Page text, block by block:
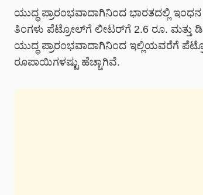
ಯುದ್ಧ ಪ್ರಾರಂಭವಾದಾಗಿನಿಂದ ಭಾರತದಲ್ಲಿ ಇಂಧನ
ತಿಂಗಳು ಪೆಟ್ರೋಲ್‌ಗೆ ಲೀಟರ್‌ಗೆ 2.6 ರೂ. ಮತ್ತು
ಯುದ್ಧ ಪ್ರಾರಂಭವಾದಾಗಿನಿಂದ ಇಲ್ಲಿಯವರೆಗೆ
ರೂಪಾಯಿಗಳಷ್ಟುಹೆಚ್ಚಾಗಿವೆ.